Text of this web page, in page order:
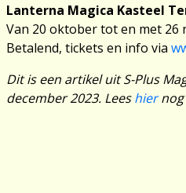
Lanterna Magica Kasteel
Van 20 oktober tot en met 26
Betalend, tickets en info via
Dit is een artikel uit S-Plus
december 2023. Leeshier